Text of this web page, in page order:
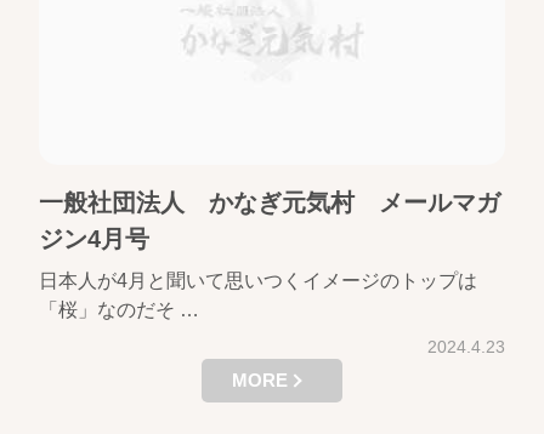
一般社団法人 かなぎ元気村 メールマガ
ジン4月号
日本人が4月と聞いて思いつくイメージのトップは
「桜」なのだそ …
2024.4.23
MORE